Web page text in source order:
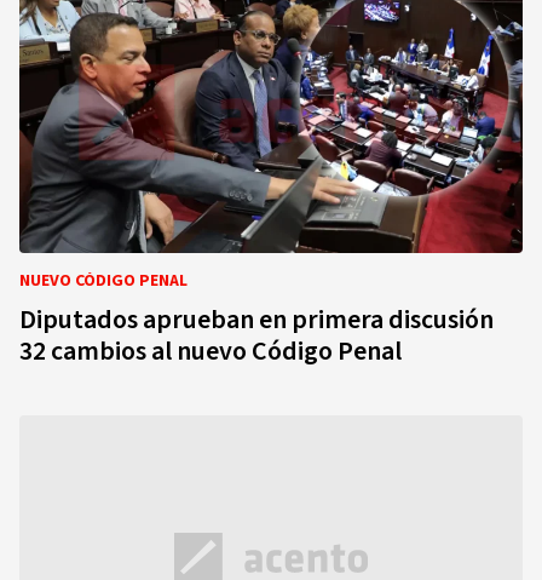
NUEVO CÓDIGO PENAL
Diputados aprueban en primera discusión
32 cambios al nuevo Código Penal